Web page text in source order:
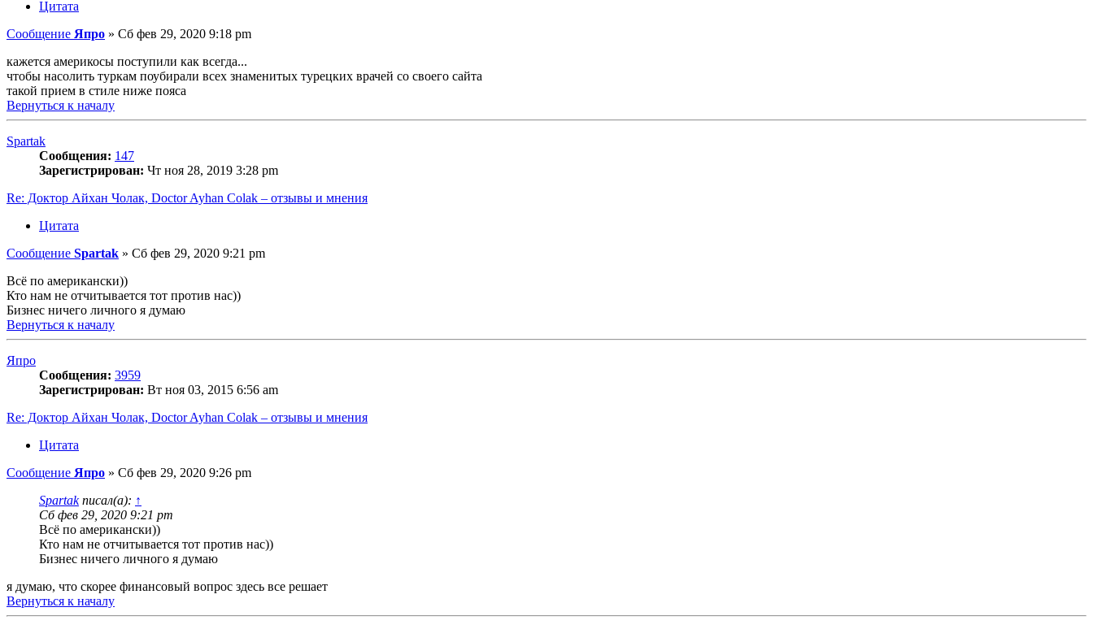
Цитата
Сообщение Япро » Сб фев 29, 2020 9:18 pm
кажется америкосы поступили как всегда...
чтобы насолить туркам поубирали всех знаменитых турецких врачей со своего сайта
такой прием в стиле ниже пояса
Вернуться к началу
Spartak
Сообщения: 147
Зарегистрирован: Чт ноя 28, 2019 3:28 pm
Re: Доктор Айхан Чолак, Doctor Ayhan Colak – отзывы и мнения
Цитата
Сообщение Spartak » Сб фев 29, 2020 9:21 pm
Всё по американски))
Кто нам не отчитывается тот против нас))
Бизнес ничего личного я думаю
Вернуться к началу
Япро
Сообщения: 3959
Зарегистрирован: Вт ноя 03, 2015 6:56 am
Re: Доктор Айхан Чолак, Doctor Ayhan Colak – отзывы и мнения
Цитата
Сообщение Япро » Сб фев 29, 2020 9:26 pm
Spartakписал(а): ↑
Сб фев 29, 2020 9:21 pm
Всё по американски))
Кто нам не отчитывается тот против нас))
Бизнес ничего личного я думаю
я думаю, что скорее финансовый вопрос здесь все решает
Вернуться к началу